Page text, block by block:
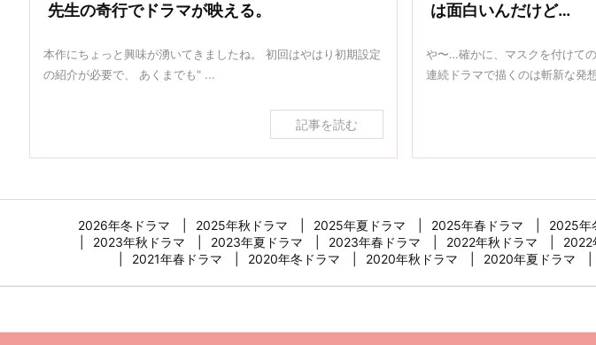
先生の奇行でドラマが映える。
本作にちょっと興味が湧いてきましたね。 初回はやはり初期設定
の紹介が必要で、 あくまでも" ...
記事を読む
は面白いんだけど…
や〜…確かに、マスクを付けて
連続ドラマで描くのは斬新な発
2026年冬ドラマ 2025年秋ドラマ 2025年夏ドラマ 2025年春ドラマ 2025年
2023年秋ドラマ
2023年夏ドラマ 2023年春ドラマ 2022年秋ドラマ 2022
2021年春ドラマ
2020年冬ドラマ 2020年秋ドラマ 2020年夏ドラマ